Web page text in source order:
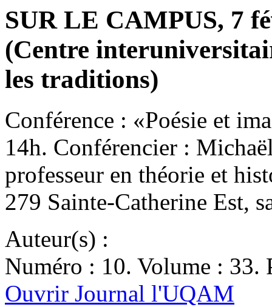
SUR LE CAMPUS, 7
(Centre
les traditions)
Conférence : «Poésie et
14h. Conférencier :
professeur en théorie et
279 Sainte-Catherine Est,
Auteur(s) :
Numéro : 10. Volume : 33.
Ouvrir Journal l'UQAM